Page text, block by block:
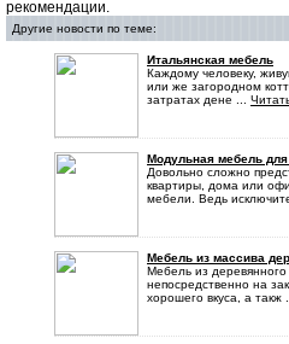
рекомендации.
Другие новости по теме:
Итальянская мебель
Каждому человеку,
или же загородном
затратах дене ...
Модульная мебель для
Довольно сложно
квартиры, дома или
мебели. Ведь
Мебель из массива
Мебель из деревянного
непосредственно на
хорошего вкуса, а такж